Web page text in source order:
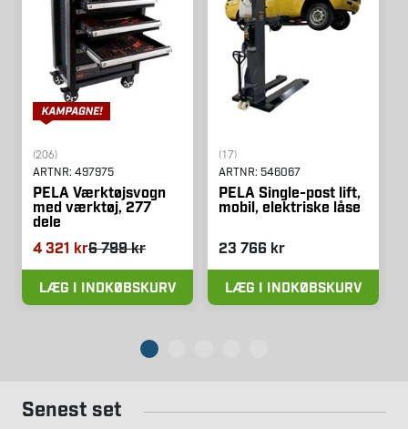
(206)
ARTNR: 497975
PELA Værktøjsvogn
med værktøj, 277
dele
4 321 kr6 799 kr
LÆG I INDKØBSKURV
(17)
ARTNR: 546067
PELA Single-post lift,
mobil, elektriske låse
23 766 kr
LÆG I INDKØBSKURV
Senest set